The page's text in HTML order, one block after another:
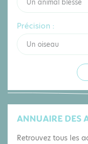
Un animal blessé
Précision :
Un oiseau
ANNUAIRE DES
Retrouvez tous les